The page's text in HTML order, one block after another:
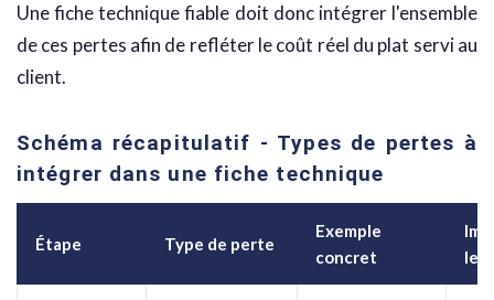
Une fiche technique fiable doit donc intégrer l'ensemble
de ces pertes afin de refléter le coût réel du plat servi au
client.
Schéma récapitulatif - Types de pertes à
intégrer dans une fiche technique
Étape Type de perte
Exemple
concret
le